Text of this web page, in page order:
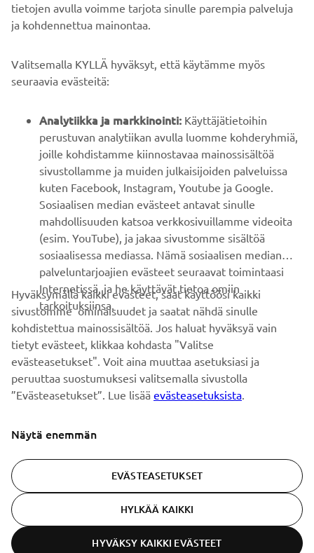
B2B
YAMAHA MUUALLA
ASIAKASTUKI
UUTISKIRJE
Ole ensimmäinen, joka kuulee uusimmista tarjouksista,
erikoistapahtumista, uusista julkaisuista ja paljon muuta...
TILAA
Lue tietosuojakäytäntömme saadaksesi tietää, miten
käsittelemme henkilötietojasi:
Tietosuoja ja evästeet -sivustolta
© Copyright - 2026 Yamaha Motor Europe N.V. - All Rights
Reserved
tietojen avulla voimme tarjota sinulle parempia palveluja
ja kohdennettua mainontaa.
Valitsemalla KYLLÄ hyväksyt, että käytämme myös
seuraavia evästeitä:
Analytiikka ja markkinointi: Käyttäjätietoihin
perustuvan analytiikan avulla luomme kohderyhmiä,
joille kohdistamme kiinnostavaa mainossisältöä
sivustollamme ja muiden julkaisijoiden palveluissa
kuten Facebook, Instagram, Youtube ja Google.
Sosiaalisen median evästeet antavat sinulle
mahdollisuuden katsoa verkkosivuillamme videoita
(esim. YouTube), ja jakaa sivustomme sisältöä
sosiaalisessa mediassa. Nämä sosiaalisen median
palveluntarjoajien evästeet seuraavat toimintaasi
Internetissä, ja he käyttävät tietoa omiin
tarkoituksiinsa.
Hyväksymällä kaikki evästeet, saat käyttöösi kaikki
sivustomme ominaisuudet ja saatat nähdä sinulle
kohdistettua mainossisältöä. Jos haluat hyväksyä vain
tietyt evästeet, klikkaa kohdasta "Valitse
evästeasetukset". Voit aina muuttaa asetuksiasi ja
peruuttaa suostumuksesi valitsemalla sivustolla
”Evästeasetukset”. Lue lisää evästeasetuksista.
Näytä enemmän
EVÄSTEASETUKSET
HYLKÄÄ KAIKKI
HYVÄKSY KAIKKI EVÄSTEET